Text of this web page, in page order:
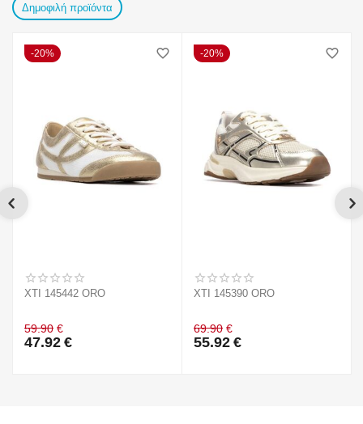
Δημοφιλή προϊόντα
20%
XTI 145442 ORO
59.90 €
47.92 €
20%
XTI 145390 ORO
69.90 €
55.92 €